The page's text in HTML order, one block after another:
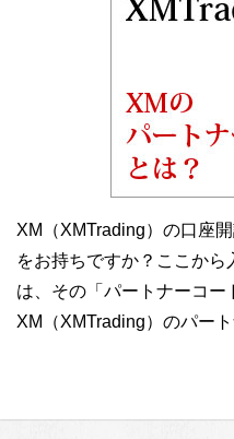
XM（XMTrading）の口座
をお持ちですか？ここか
は、その「パートナーコー
XM（XMTrading）のパー